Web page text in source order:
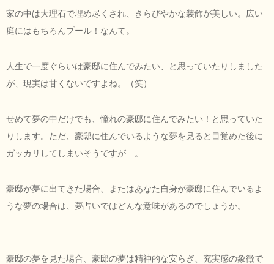
家の中は大理石で埋め尽くされ、きらびやかな装飾が美しい。広い
庭にはもちろんプール！なんて。
人生で一度ぐらいは豪邸に住んでみたい、と思っていたりしました
が、現実は甘くないですよね。（笑）
せめて夢の中だけでも、憧れの豪邸に住んでみたい！と思っていた
りします。ただ、豪邸に住んでいるような夢を見ると目覚めた後に
ガッカリしてしまいそうですが…。
豪邸が夢に出てきた場合、またはあなた自身が豪邸に住んでいるよ
うな夢の場合は、夢占いではどんな意味があるのでしょうか。
豪邸の夢を見た場合、豪邸の夢は精神的な安らぎ、充実感の象徴で